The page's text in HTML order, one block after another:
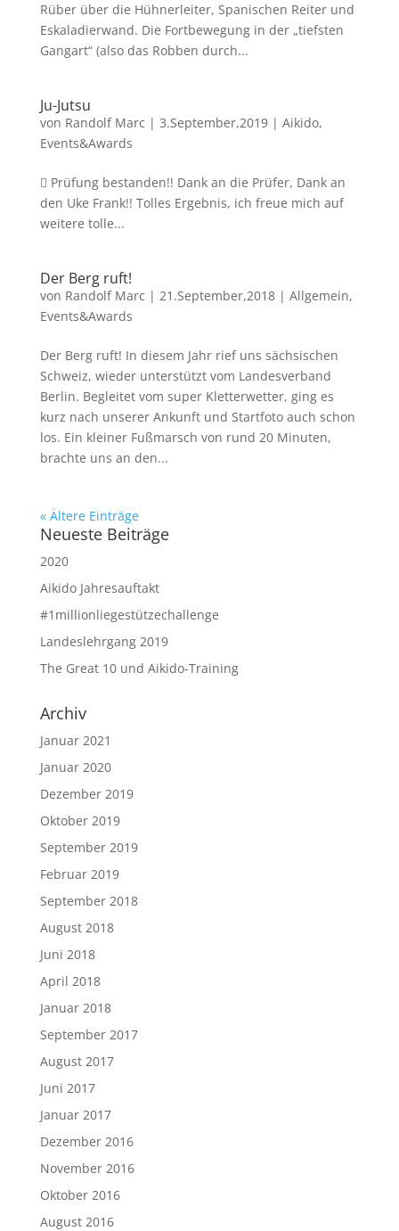
Rüber über die Hühnerleiter, Spanischen Reiter und
Eskaladierwand. Die Fortbewegung in der „tiefsten
Gangart“ (also das Robben durch...
Ju-Jutsu
von Randolf Marc | 3.September,2019| Aikido,
Events&Awards
 Prüfung bestanden!! Dank an die Prüfer, Dank an
den Uke Frank!! Tolles Ergebnis, ich freue mich auf
weitere tolle...
Der Berg ruft!
von Randolf Marc | 21.September,2018| Allgemein,
Events&Awards
Der Berg ruft! In diesem Jahr rief uns sächsischen
Schweiz, wieder unterstützt vom Landesverband
Berlin. Begleitet vom super Kletterwetter, ging es
kurz nach unserer Ankunft und Startfoto auch schon
los. Ein kleiner Fußmarsch von rund 20 Minuten,
brachte uns an den...
« Ältere Einträge
Neueste Beiträge
2020
Aikido Jahresauftakt
#1millionliegestützechallenge
Landeslehrgang 2019
The Great 10 und Aikido-Training
Archiv
Januar 2021
Januar 2020
Dezember 2019
Oktober 2019
September 2019
Februar 2019
September 2018
August 2018
Juni 2018
April 2018
Januar 2018
September 2017
August 2017
Juni 2017
Januar 2017
Dezember 2016
November 2016
Oktober 2016
August 2016